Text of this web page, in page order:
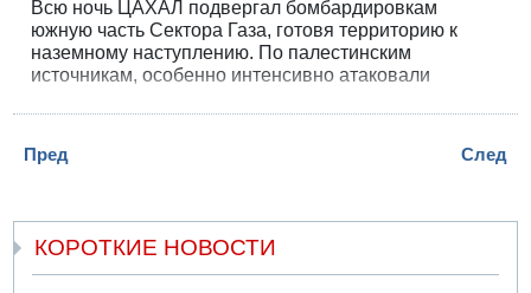
Всю ночь ЦАХАЛ подвергал бомбардировкам
южную часть Сектора Газа, готовя территорию к
наземному наступлению. По палестинским
источникам, особенно интенсивно атаковали
сведениям ЦАХАЛа, прячется руководство
этим самолеты сбросили листовки с призывом к
Пред След
КОРОТКИЕ НОВОСТИ